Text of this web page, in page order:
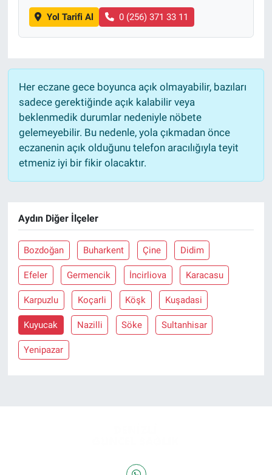
Yol Tarifi Al 0 (256) 371 33 11
Her eczane gece boyunca açık olmayabilir, bazıları
sadece gerektiğinde açık kalabilir veya
beklenmedik durumlar nedeniyle nöbete
gelemeyebilir. Bu nedenle, yola çıkmadan önce
eczanenin açık olduğunu telefon aracılığıyla teyit
etmeniz iyi bir fikir olacaktır.
Aydın Diğer İlçeler
Bozdoğan Buharkent Çine Didim
Efeler Germencik İncirliova Karacasu
Karpuzlu Koçarli Köşk Kuşadasi
Kuyucak Nazilli Söke Sultanhisar
Yenipazar